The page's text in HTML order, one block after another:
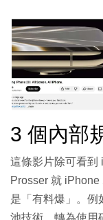
3 個內部
這條影片除可看到
Prosser 就
是「有料爆」。例